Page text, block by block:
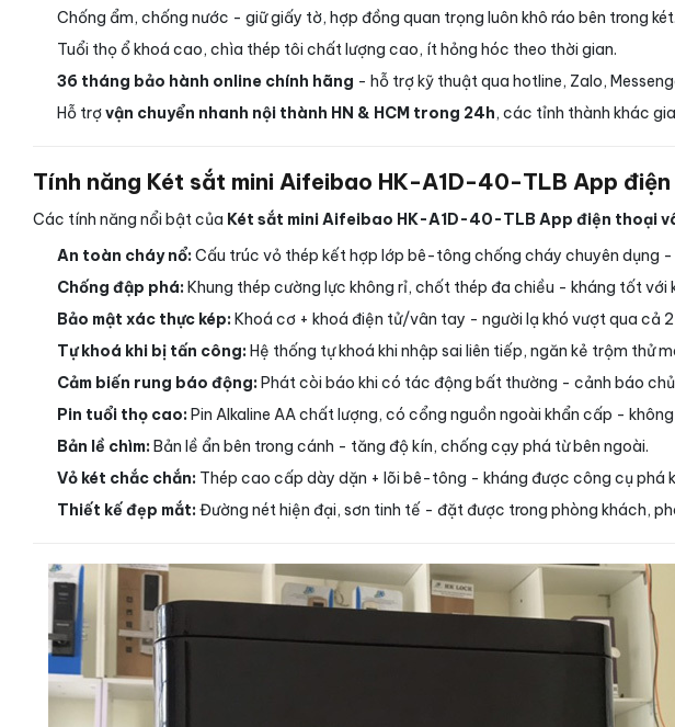
Chống ẩm, chống nước - giữ giấy tờ, hợp đồng quan trọng luôn khô ráo bên trong két.
Tuổi thọ ổ khoá cao, chìa thép tôi chất lượng cao, ít hỏng hóc theo thời gian.
36 tháng bảo hành online chính hãng - hỗ trợ kỹ thuật qua hotline, Zalo,
Hỗ trợvận chuyển nhanh nội thành HN & HCM trong 24h, các tỉnh thành khác
Tính năng Két sắt mini Aifeibao HK-A1D-40-TLB App
Các tính năng nổi bật của Két sắt mini Aifeibao HK-A1D-40-TLB App điện thoại
An toàn cháy nổ: Cấu trúc vỏ thép kết hợp lớp bê-tông chống cháy chuyên dụng
Chống đập phá: Khung thép cường lực không rỉ, chốt thép đa chiều - kháng tốt với
Bảo mật xác thực kép: Khoá cơ + khoá điện tử/vân tay - người lạ khó vượt qua cả
Tự khoá khi bị tấn công: Hệ thống tự khoá khi nhập sai liên tiếp, ngăn kẻ trộm thử
Cảm biến rung báo động: Phát còi báo khi có tác động bất thường - cảnh báo
Pin tuổi thọ cao: Pin Alkaline AA chất lượng, có cổng nguồn ngoài khẩn cấp -
Bản lề chìm: Bản lề ẩn bên trong cánh - tăng độ kín, chống cạy phá từ bên ngoài.
Vỏ két chắc chắn: Thép cao cấp dày dặn + lõi bê-tông - kháng được công cụ phá
Thiết kế đẹp mắt: Đường nét hiện đại, sơn tinh tế - đặt được trong phòng khách,